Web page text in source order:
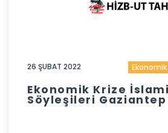
26 ŞUBAT 2022
Ekonomik Krize
Söyleşileri Gaziantep